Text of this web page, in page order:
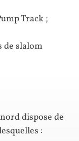
Track ;
de slalom
dispose de
: